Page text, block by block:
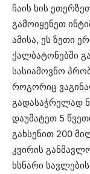
ჩაის ხის
გამოიყენეთ
ამისა, ეს ზეთი
ქალბატონებში
სასიამოვნო
როგორიც
გადასაჭრელად
დაუმატეთ 5
გახსენით 200
კვირის
ხსნარი